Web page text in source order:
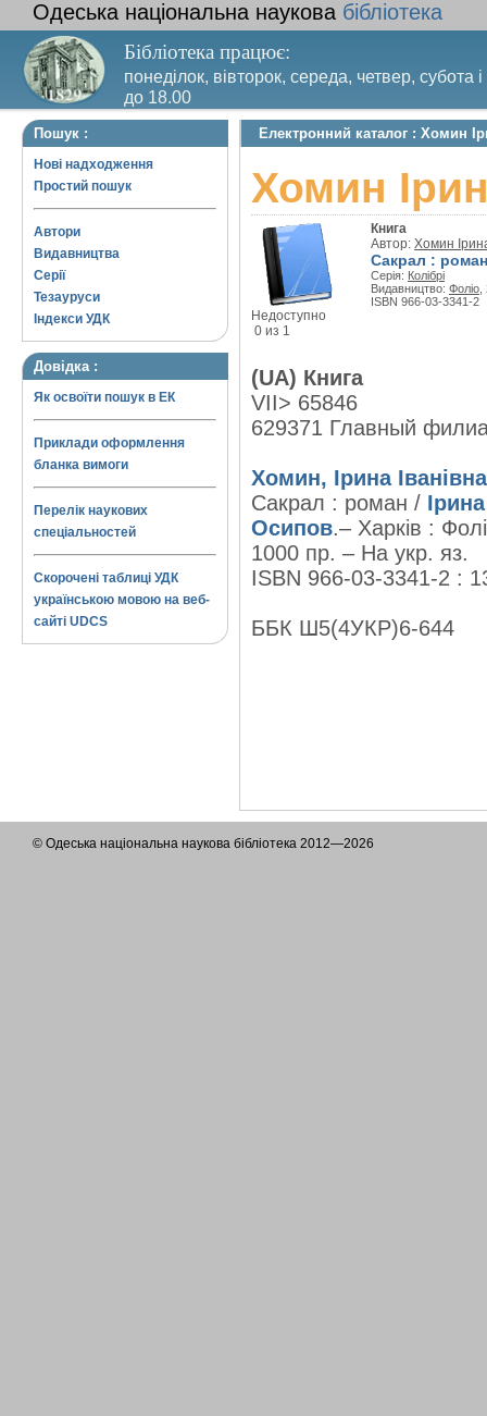
Одеська національна наукова бібліотека
Бібліотека працює:
понеділок, вівторок, середа, четвер, субота
до 18.00
Вихідний день – п’ятниця. Останній четвер
Пошук :
Нові надходження
Простий пошук
Автори
Видавництва
Серії
Тезауруси
Індекси УДК
Довідка :
Як освоїти пошук в ЕК
Приклади оформлення
бланка вимоги
Перелік наукових
спеціальностей
Скорочені таблиці УДК
українською мовою на веб-
сайті UDCS
Електронний каталог : Хомин
Хомин
Недоступно
0 из 1
Книга
Автор: Хомин
Сакрал : роман
Серія: Колібрі
Видавництво: Фоліо
ISBN 966-03-3341-2
(UA) Книга
VII> 65846
629371 Главный
Хомин, Ірина
Сакрал : роман /
Осипов.– Харків :
1000 пр. – На укр. яз.
ISBN 966-03-3341-2 :
ББК Ш5(4УКР)6-644
© Одеська національна наукова бібліотека 2012—2026